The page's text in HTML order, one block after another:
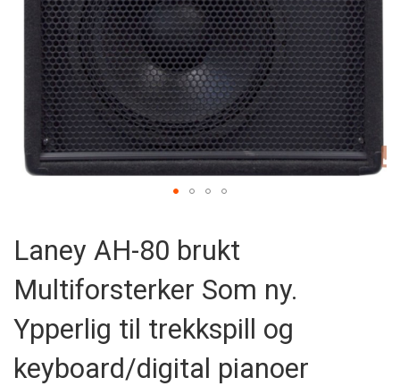
the
of
the
images
gallery
Laney AH-80 brukt
Multiforsterker Som ny.
Ypperlig til trekkspill og
keyboard/digital pianoer